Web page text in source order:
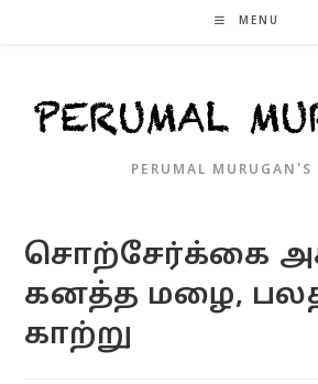
MENU
PERUMAL MURUGAN'S
சொற்சேர்க்கை
கனத்த மழை,
காற்று